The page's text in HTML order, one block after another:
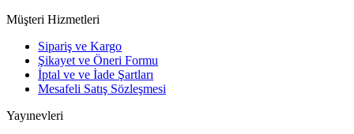
Müşteri Hizmetleri
Sipariş ve Kargo
Şikayet ve Öneri Formu
İptal ve ve İade Şartları
Mesafeli Satış Sözleşmesi
Yayınevleri